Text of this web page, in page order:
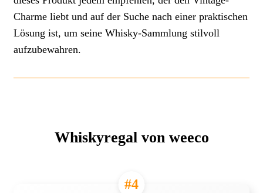
Charme liebt und auf der Suche nach einer praktischen
Lösung ist, um seine Whisky-Sammlung stilvoll
aufzubewahren.
Whiskyregal von weeco
#4